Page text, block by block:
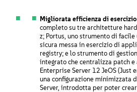
Migliorata efficienza di esercizio
completo su tre architetture
z; Portus, uno strumento di
sicura messa in esercizio di
registry; e lo strumento di
integrato che centralizza patch e
Enterprise Server 12 JeOS (Just
una configurazione minimizzata
Server, introdotta per poter